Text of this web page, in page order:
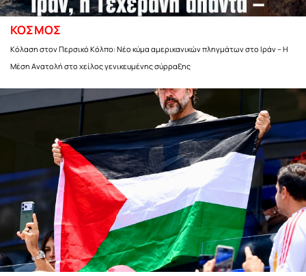
ΚΟΣΜΟΣ
Κόλαση στον Περσικό Κόλπο: Νέο κύμα αμερικανικών πληγμάτων στο Ιράν – Η
Μέση Ανατολή στο χείλος γενικευμένης σύρραξης